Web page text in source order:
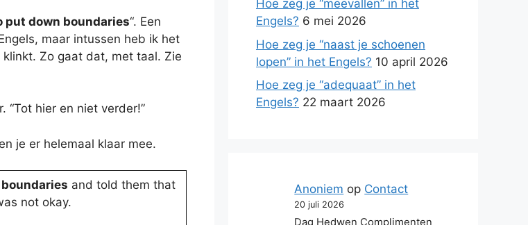
put down boundaries“. Een
maar intussen heb ik het
Zo gaat dat, met taal. Zie
“Tot hier en niet verder!”
je er helemaal klaar mee.
and told them that
not okay.
Hoe zeg je “meevallen” in het
Engels? 6 mei 2026
Hoe zeg je “naast je schoenen
lopen” in het Engels? 10 april 2026
Hoe zeg je “adequaat” in het
Engels? 22 maart 2026
Anoniem op Contact
20 juli 2026
Dag Hedwen Complimenten